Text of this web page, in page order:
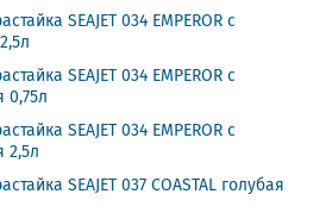
SEAJET 034 EMPEROR с
SEAJET 034 EMPEROR с
0,75л
SEAJET 034 EMPEROR с
2,5л
SEAJET 037 COASTAL голубая